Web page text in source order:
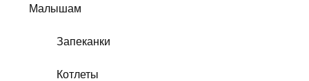
Малышам
Запеканки
Котлеты